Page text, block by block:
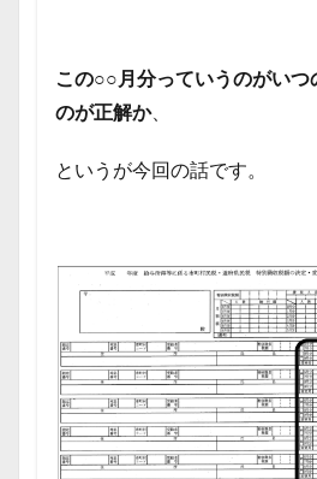
この○○月分っていうのがいつ
のが正解か、
というが今回の話です。